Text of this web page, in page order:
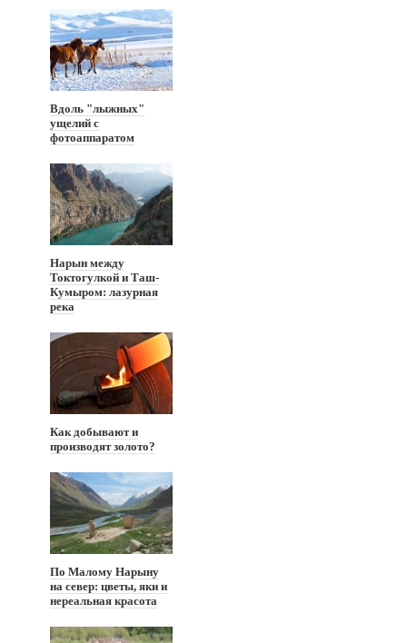
Вдоль "лыжных"
ущелий с
фотоаппаратом
Нарын между
Токтогулкой и Таш-
Кумыром: лазурная
река
Как добывают и
производят золото?
По Малому Нарыну
на север: цветы, яки и
нереальная красота